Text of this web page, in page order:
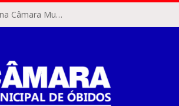
O vereador Rylder Ribeiro Afonso (PSD) protocolou na Câmara Municipal de Óbidos o Requerimento nº 346/2026.